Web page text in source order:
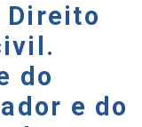
Direito
do
e do